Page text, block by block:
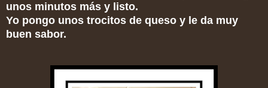
unos minutos más y listo.
Yo pongo unos trocitos de queso y le da muy
buen sabor.